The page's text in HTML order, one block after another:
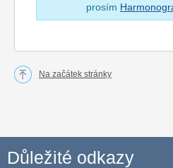
prosím
Na začátek stránky
Důležité odkazy